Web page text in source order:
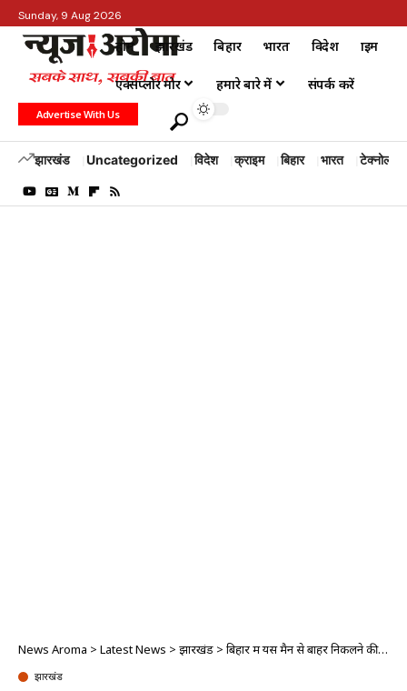
Sunday, 9 Aug 2026
होम झारखंड बिहार भारत विदेश क्राइम
एक्सप्लोर मोर हमारे बारे में संपर्क करें
Advertise With Us
झारखंड Uncategorized विदेश क्राइम बिहार भारत टेक्नोलॉजी
News Aroma > Latest News > झारखंड > बिहार में यस मैन से बाहर निकलने की कसमसाहट में भाजपा
झारखंड